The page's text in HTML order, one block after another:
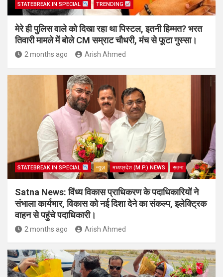
STATEBREAK.IN SPECIAL TRENDING
मेरे ही पुलिस वाले को दिखा रहा था पिस्टल, इतनी हिम्मत? भरत
तिवारी मामले में बोले CM सम्राट चौधरी, मंच से फूटा गुस्सा।
2 months ago Arish Ahmed
STATEBREAK.IN SPECIAL न्यूज़ मध्यप्रदेश (M.P.) NEWS सतना
Satna News: विंध्य विकास प्राधिकरण के पदाधिकारियों ने
संभाला कार्यभार, विकास को नई दिशा देने का संकल्प, इलेक्ट्रिक
वाहन से पहुंचे पदाधिकारी।
2 months ago Arish Ahmed